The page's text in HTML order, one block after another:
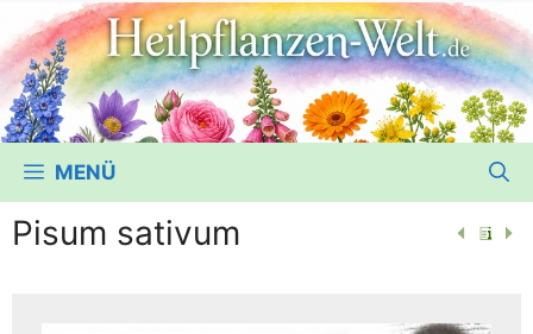
MENÜ
Pisum sativum